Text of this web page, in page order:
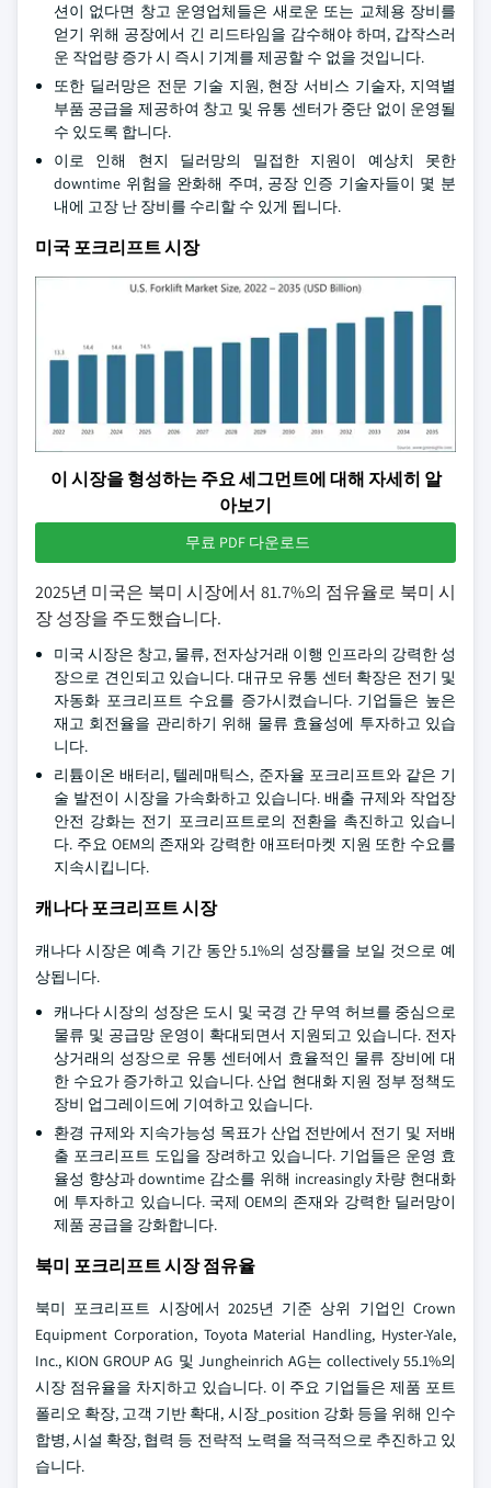
션이 없다면 창고 운영업체들은 새로운 또는 교체용 장비를
얻기 위해 공장에서 긴 리드타임을 감수해야 하며, 갑작스러
운 작업량 증가 시 즉시 기계를 제공할 수 없을 것입니다.
또한 딜러망은 전문 기술 지원, 현장 서비스 기술자, 지역별
부품 공급을 제공하여 창고 및 유통 센터가 중단 없이 운영될
수 있도록 합니다.
이로 인해 현지 딜러망의 밀접한 지원이 예상치 못한
downtime 위험을 완화해 주며, 공장 인증 기술자들이 몇 분
내에 고장 난 장비를 수리할 수 있게 됩니다.
미국 포크리프트 시장
이 시장을 형성하는 주요 세그먼트에 대해 자세히 알
아보기
무료 PDF 다운로드
2025년 미국은 북미 시장에서 81.7%의 점유율로 북미 시
장 성장을 주도했습니다.
미국 시장은 창고, 물류, 전자상거래 이행 인프라의 강력한 성
장으로 견인되고 있습니다. 대규모 유통 센터 확장은 전기 및
자동화 포크리프트 수요를 증가시켰습니다. 기업들은 높은
재고 회전율을 관리하기 위해 물류 효율성에 투자하고 있습
니다.
리튬이온 배터리, 텔레매틱스, 준자율 포크리프트와 같은 기
술 발전이 시장을 가속화하고 있습니다. 배출 규제와 작업장
안전 강화는 전기 포크리프트로의 전환을 촉진하고 있습니
다. 주요 OEM의 존재와 강력한 애프터마켓 지원 또한 수요를
지속시킵니다.
캐나다 포크리프트 시장
캐나다 시장은 예측 기간 동안 5.1%의 성장률을 보일 것으로 예
상됩니다.
캐나다 시장의 성장은 도시 및 국경 간 무역 허브를 중심으로
물류 및 공급망 운영이 확대되면서 지원되고 있습니다. 전자
상거래의 성장으로 유통 센터에서 효율적인 물류 장비에 대
한 수요가 증가하고 있습니다. 산업 현대화 지원 정부 정책도
장비 업그레이드에 기여하고 있습니다.
환경 규제와 지속가능성 목표가 산업 전반에서 전기 및 저배
출 포크리프트 도입을 장려하고 있습니다. 기업들은 운영 효
율성 향상과 downtime 감소를 위해 increasingly 차량 현대화
에 투자하고 있습니다. 국제 OEM의 존재와 강력한 딜러망이
제품 공급을 강화합니다.
북미 포크리프트 시장 점유율
북미 포크리프트 시장에서 2025년 기준 상위 기업인 Crown
Equipment Corporation, Toyota Material Handling, Hyster-Yale,
Inc., KION GROUP AG 및 Jungheinrich AG는 collectively 55.1%의
시장 점유율을 차지하고 있습니다. 이 주요 기업들은 제품 포트
폴리오 확장, 고객 기반 확대, 시장_position 강화 등을 위해 인수
합병, 시설 확장, 협력 등 전략적 노력을 적극적으로 추진하고 있
습니다.